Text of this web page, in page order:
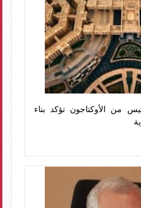
من الأوكتاجون تؤكد بناء